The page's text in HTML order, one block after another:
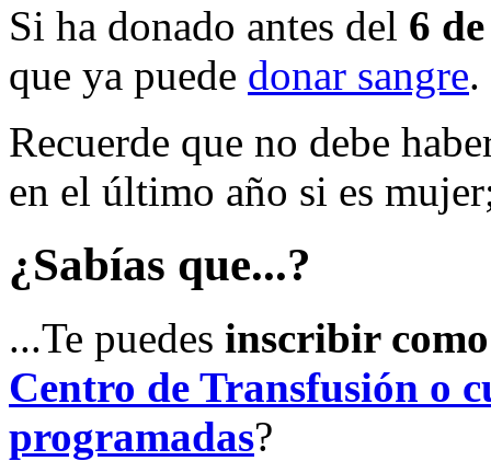
Si ha donado antes del 6
que ya puede donar sangre.
Recuerde que no debe
en el último año si es
¿Sabías que...?
...Te puedes inscribir
Centro de Transfusión o
programadas?